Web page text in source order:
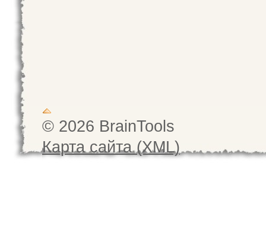
© 2026 BrainTools
Карта сайта (XML)